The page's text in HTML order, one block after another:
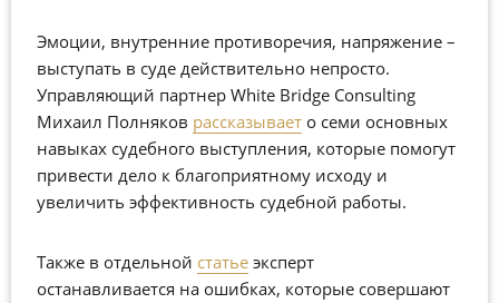
Эмоции, внутренние противоречия, напряжение –
выступать в суде действительно непросто.
Управляющий партнер White Bridge Consulting
Михаил Полняков рассказывает о семи основных
навыках судебного выступления, которые помогут
привести дело к благоприятному исходу и
увеличить эффективность судебной работы.
Также в отдельной статье эксперт
останавливается на ошибках, которые совершают